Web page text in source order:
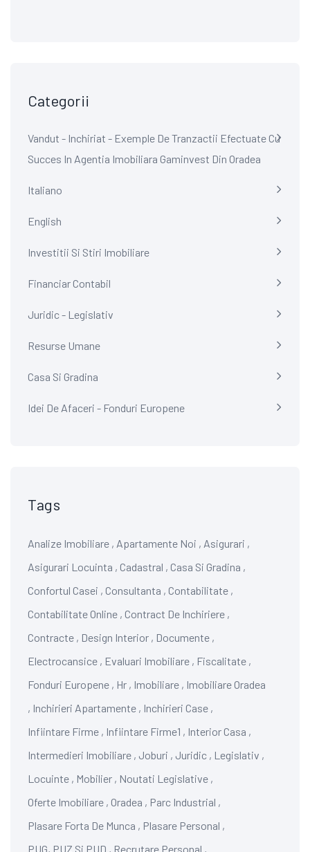
Categorii
Vandut - Inchiriat - Exemple De Tranzactii Efectuate Cu
Succes In Agentia Imobiliara Gaminvest Din Oradea
Italiano
English
Investitii Si Stiri Imobiliare
Financiar Contabil
Juridic - Legislativ
Resurse Umane
Casa Si Gradina
Idei De Afaceri - Fonduri Europene
Tags
Analize Imobiliare , Apartamente Noi , Asigurari ,
Asigurari Locuinta , Cadastral , Casa Si Gradina ,
Confortul Casei , Consultanta , Contabilitate ,
Contabilitate Online , Contract De Inchiriere ,
Contracte , Design Interior , Documente ,
Electrocansice , Evaluari Imobiliare , Fiscalitate ,
Fonduri Europene , Hr , Imobiliare , Imobiliare Oradea
, Inchirieri Apartamente , Inchirieri Case ,
Infiintare Firme , Infiintare Firme1 , Interior Casa ,
Intermedieri Imobiliare , Joburi , Juridic , Legislativ ,
Locuinte , Mobilier , Noutati Legislative ,
Oferte Imobiliare , Oradea , Parc Industrial ,
Plasare Forta De Munca , Plasare Personal ,
PUG, PUZ Si PUD , Recrutare Personal ,